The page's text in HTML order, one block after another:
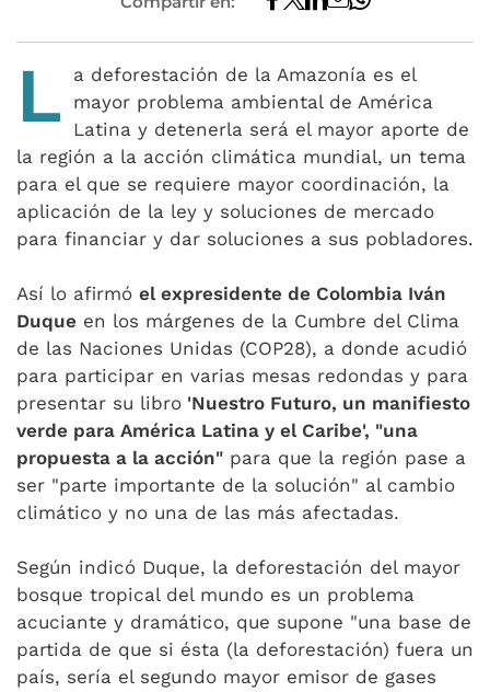
L
a deforestación de la Amazonía es el
mayor problema ambiental de América
Latina y detenerla será el mayor aporte de
la región a la acción climática mundial, un tema
para el que se requiere mayor coordinación, la
aplicación de la ley y soluciones de mercado
para financiar y dar soluciones a sus pobladores.
Así lo afirmó el expresidente de Colombia Iván
Duque en los márgenes de la Cumbre del Clima
de las Naciones Unidas (COP28), a donde acudió
para participar en varias mesas redondas y para
presentar su libro 'Nuestro Futuro, un manifiesto
verde para América Latina y el Caribe', "una
propuesta a la acción" para que la región pase a
ser "parte importante de la solución" al cambio
climático y no una de las más afectadas.
Según indicó Duque, la deforestación del mayor
bosque tropical del mundo es un problema
acuciante y dramático, que supone "una base de
partida de que si ésta (la deforestación) fuera un
país, sería el segundo mayor emisor de gases